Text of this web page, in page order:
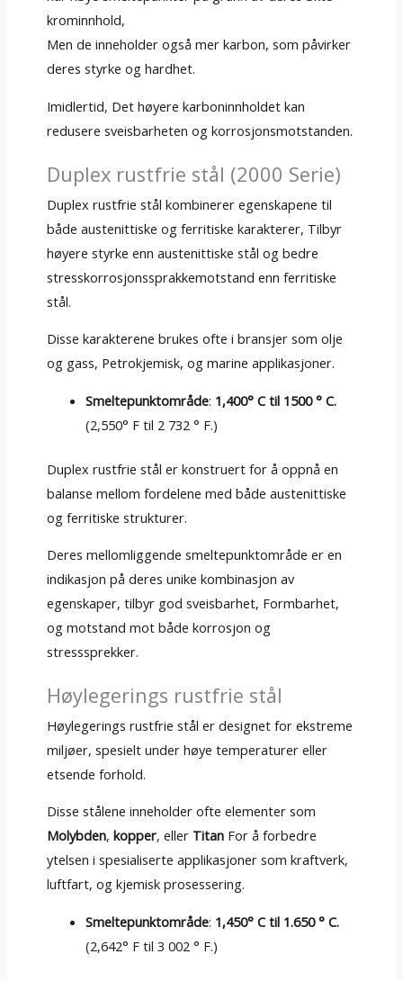
krominnhold,
Men de inneholder også mer karbon, som påvirker
deres styrke og hardhet.
Imidlertid, Det høyere karboninnholdet kan
redusere sveisbarheten og korrosjonsmotstanden.
Duplex rustfrie stål (2000 Serie)
Duplex rustfrie stål kombinerer egenskapene til
både austenittiske og ferritiske karakterer, Tilbyr
høyere styrke enn austenittiske stål og bedre
stresskorrosjonssprakkemotstand enn ferritiske
stål.
Disse karakterene brukes ofte i bransjer som olje
og gass, Petrokjemisk, og marine applikasjoner.
Smeltepunktområde: 1,400° C til 1500 ° C.
(2,550° F til 2 732 ° F.)
Duplex rustfrie stål er konstruert for å oppnå en
balanse mellom fordelene med både austenittiske
og ferritiske strukturer.
Deres mellomliggende smeltepunktområde er en
indikasjon på deres unike kombinasjon av
egenskaper, tilbyr god sveisbarhet, Formbarhet,
og motstand mot både korrosjon og
stresssprekker.
Høylegerings rustfrie stål
Høylegerings rustfrie stål er designet for ekstreme
miljøer, spesielt under høye temperaturer eller
etsende forhold.
Disse stålene inneholder ofte elementer som
Molybden, kopper, eller TitanFor å forbedre
ytelsen i spesialiserte applikasjoner som kraftverk,
luftfart, og kjemisk prosessering.
Smeltepunktområde: 1,450° C til 1.650 ° C.
(2,642° F til 3 002 ° F.)